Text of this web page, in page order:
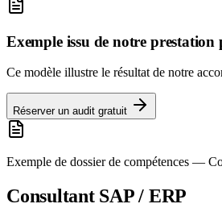
Exemple issu de notre
Ce modèle illustre le résultat de notre
Réserver un audit gratuit
Exemple de dossier de compétences —
Consultant SAP / ERP